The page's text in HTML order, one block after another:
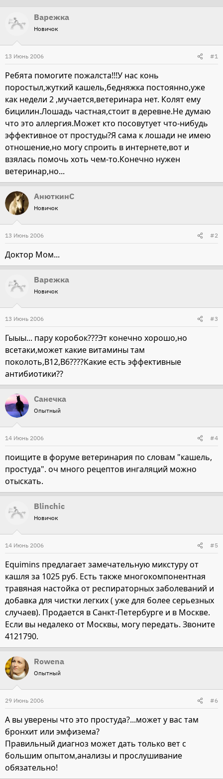
о
т
е
м
а
а
Варежка
Новичок
13 Июнь 2006 #1
Ребята помогите пожалста!!!У нас конь
поростыл,жуткий кашель,бедняжка постоянно,уже
как недели 2 ,мучается,ветеринара нет. Колят ему
бицилин.Лошадь частная,стоит в деревне.Не думаю
что это аллергия.Может кто посовутует что-нибудь
эффективное от простуды?Я сама к лошади не имею
отношение,но могу спроить в интернете,вот и
взялась помочь хоть чем-то.Конечно нужен
ветеринар,но...
АнюткинС
Новичок
13 Июнь 2006 #2
Доктор Мом...
Варежка
Новичок
13 Июнь 2006 #3
Гыыы... пару коробок???Эт конечно хорошо,но
всетаки,может какие витамины там
поколоть,В12,В6????Какие есть эффективные
антибиотики??
Санечка
Опытный
14 Июнь 2006 #4
поищите в форуме ветеринария по словам "кашель,
простуда". оч много рецептов ингаляций можно
отыскать.
Blinchic
Новичок
14 Июнь 2006 #5
Equimins предлагает замечательную микстуру от
кашля за 1025 руб. Есть также многокомпонентная
травяная настойка от респираторных заболеваний и
добавка для чистки легких ( уже для более серьезных
случаев). Продается в Санкт-Петербурге и в Москве.
Если вы недалеко от Москвы, могу передать. Звоните
4121790.
Rowena
Опытный
29 Июнь 2006 #6
А вы уверены что это простуда?...может у вас там
бронхит или эмфизема?
Правильный диагноз может дать только вет с
большим опытом,анализы и прослушивание
обязательно!